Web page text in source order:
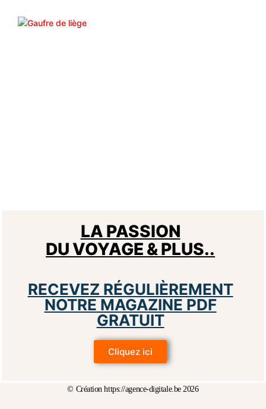
LA PASSION
DU VOYAGE & PLUS..
RECEVEZ RÉGULIÈREMENT
NOTRE MAGAZINE PDF
GRATUIT
Cliquez ici
© Création https://agence-digitale.be 2026